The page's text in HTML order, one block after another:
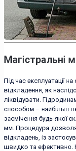
Магістральні
Під час експлуатації
відкладення, як
ліквідувати.
способом – найбільш
засмічення будь-якої
мм. Процедура
відкладень, із
швидко та ефективно.